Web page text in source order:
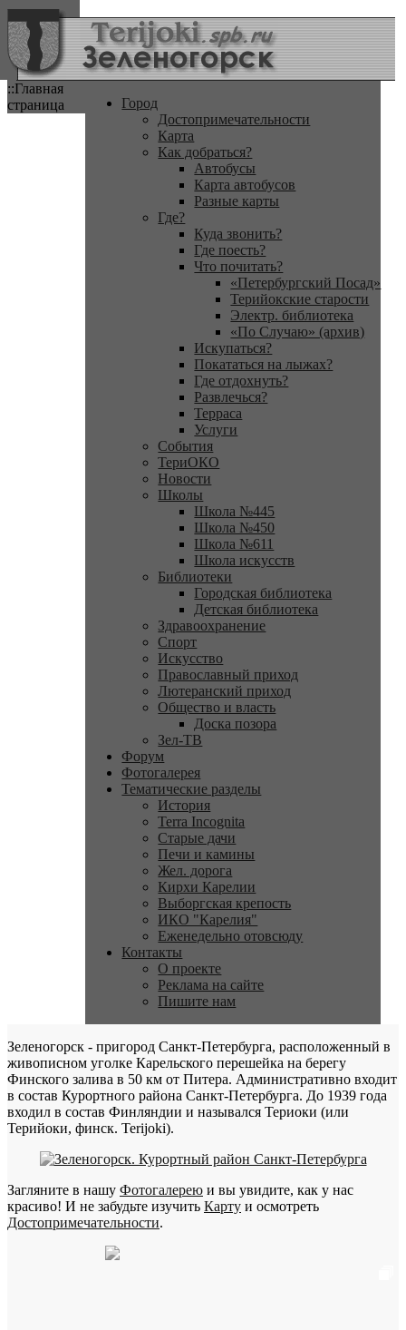
::Главная
страница
Город
Достопримечательности
Карта
Как добраться?
Автобусы
Карта автобусов
Разные карты
Где?
Куда звонить?
Где поесть?
Что почитать?
«Петербургский Посад»
Терийокские старости
Электр. библиотека
«По Случаю» (архив)
Искупаться?
Покататься на лыжах?
Где отдохнуть?
Развлечься?
Терраса
Услуги
События
ТериОКО
Новости
Школы
Школа №445
Школа №450
Школа №611
Школа искусств
Библиотеки
Городская библиотека
Детская библиотека
Здравоохранение
Спорт
Искусство
Православный приход
Лютеранский приход
Общество и власть
Доска позора
Зел-ТВ
Форум
Фотогалерея
Тематические разделы
История
Terra Incognita
Старые дачи
Печи и камины
Жел. дорога
Кирхи Карелии
Выборгская крепость
ИКО "Карелия"
Еженедельно отовсюду
Контакты
О проекте
Реклама на сайте
Пишите нам
Зеленогорск - пригород Санкт-Петербурга, расположенный в
живописном уголке Карельского перешейка на берегу
Финского залива в 50 км от Питера. Административно входит
в состав Курортного района Санкт-Петербурга. До 1939 года
входил в состав Финляндии и назывался Териоки (или
Терийоки, финск. Terijoki).
Загляните в нашу Фотогалерею и вы увидите, как у нас
красиво! И не забудьте изучить Карту и осмотреть
Достопримечательности.